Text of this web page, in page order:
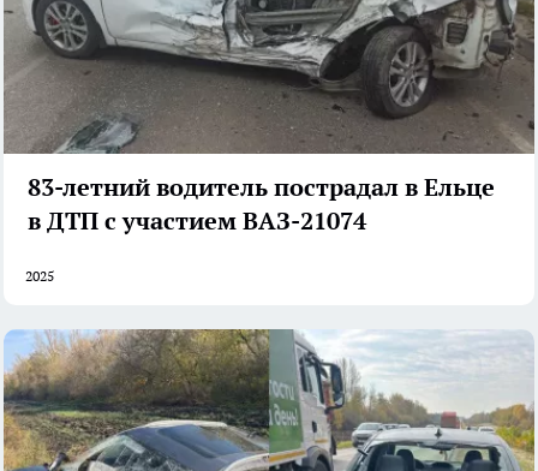
83-летний водитель пострадал в Ельце
в ДТП с участием ВАЗ-21074
2025